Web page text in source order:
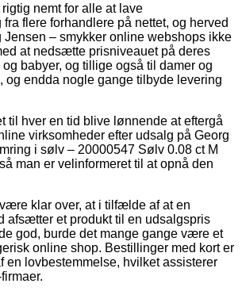
nemt for alle at lave
flere forhandlere på nettet, og herved
Jensen – smykker online webshops ikke
at nedsætte prisniveauet på deres
babyer, og tillige også til damer og
og endda nogle gange tilbyde levering
til hver en tid blive lønnende at eftergå
virksomheder efter udsalg på Georg
i sølv – 20000547 Sølv 0.08 ct M
man er velinformeret til at opnå den
klar over, at i tilfælde af at en
afsætter et produkt til en udsalgspris
god, burde det mange gange være et
online shop. Bestillinger med kort er
en lovbestemmelse, hvilket assisterer